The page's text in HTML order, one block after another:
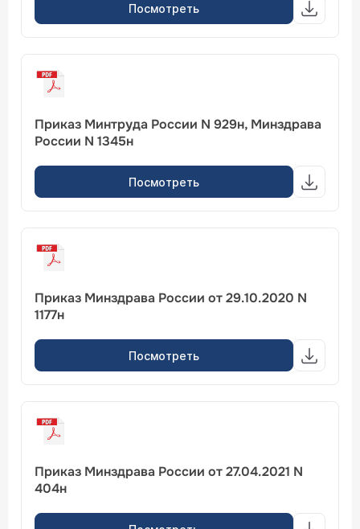
Посмотреть
Приказ Минтруда России N 929н, Минздрава
России N 1345н
Посмотреть
Приказ Минздрава России от 29.10.2020 N
1177н
Посмотреть
Приказ Минздрава России от 27.04.2021 N
404н